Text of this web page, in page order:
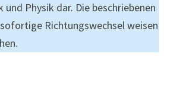
Physik dar. Die beschriebenen
Richtungswechsel weisen